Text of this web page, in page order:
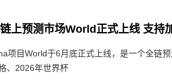
上预测市场World正式上线 支持
项目World于6月底正式上线，是一个全链
、2026年世界杯